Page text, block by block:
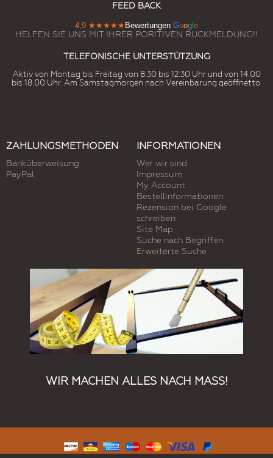
FEED BACK
4,9 ★★★★★ Bewertungen Goog e
HELFEN SIE UNS MIT IHRER PORITIVEN RUCKMELDUNG!!
TELEFONISCHE UNTERSTÜTZUNG
Aktiv von Montag bis Freitag von 8.30 bis 12.30 Uhr und von 14.00
bis 18.00 Uhr. Am Samstagmorgen nach Vereinbarung geöffnetto.
ZAHLUNGSMETHODEN
Banküberweisung
PayPal
INFORMATIONEN
Wer wir sind
Impressum
My Account
Bestellinformationen
Rezension bei Google
schreiben
Site Map
Suche nach Begriffen
Erweiterte Suche
WIR MACHEN ALLES NACH MASS!